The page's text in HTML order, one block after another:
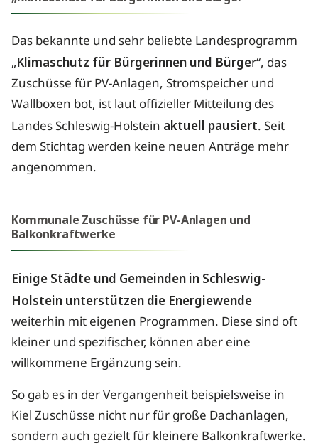
Das bekannte und sehr beliebte Landesprogramm
„Klimaschutz für Bürgerinnen und Bürger“, das
Zuschüsse für PV-Anlagen, Stromspeicher und
Wallboxen bot, ist laut offizieller Mitteilung des
Landes Schleswig-Holstein aktuell pausiert. Seit
dem Stichtag werden keine neuen Anträge mehr
angenommen.
Kommunale Zuschüsse für PV-Anlagen und
Balkonkraftwerke
Einige Städte und Gemeinden in Schleswig-
Holstein unterstützen die Energiewende
weiterhin mit eigenen Programmen. Diese sind oft
kleiner und spezifischer, können aber eine
willkommene Ergänzung sein.
So gab es in der Vergangenheit beispielsweise in
Kiel Zuschüsse nicht nur für große Dachanlagen,
sondern auch gezielt für kleinere Balkonkraftwerke.